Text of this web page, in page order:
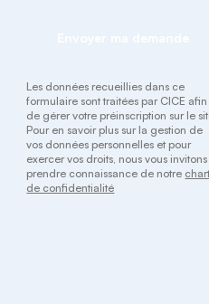
Les données recueillies dans ce
formulaire sont traitées par CICE afin
de gérer votre préinscription sur le
Pour en savoir plus sur la gestion de
vos données personnelles et pour
exercer vos droits, nous vous
prendre connaissance de notre
de confidentialité